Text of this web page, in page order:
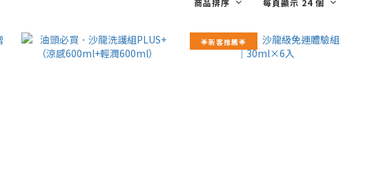
商品排序 每頁顯示 24 個
🌟新客推薦🌟